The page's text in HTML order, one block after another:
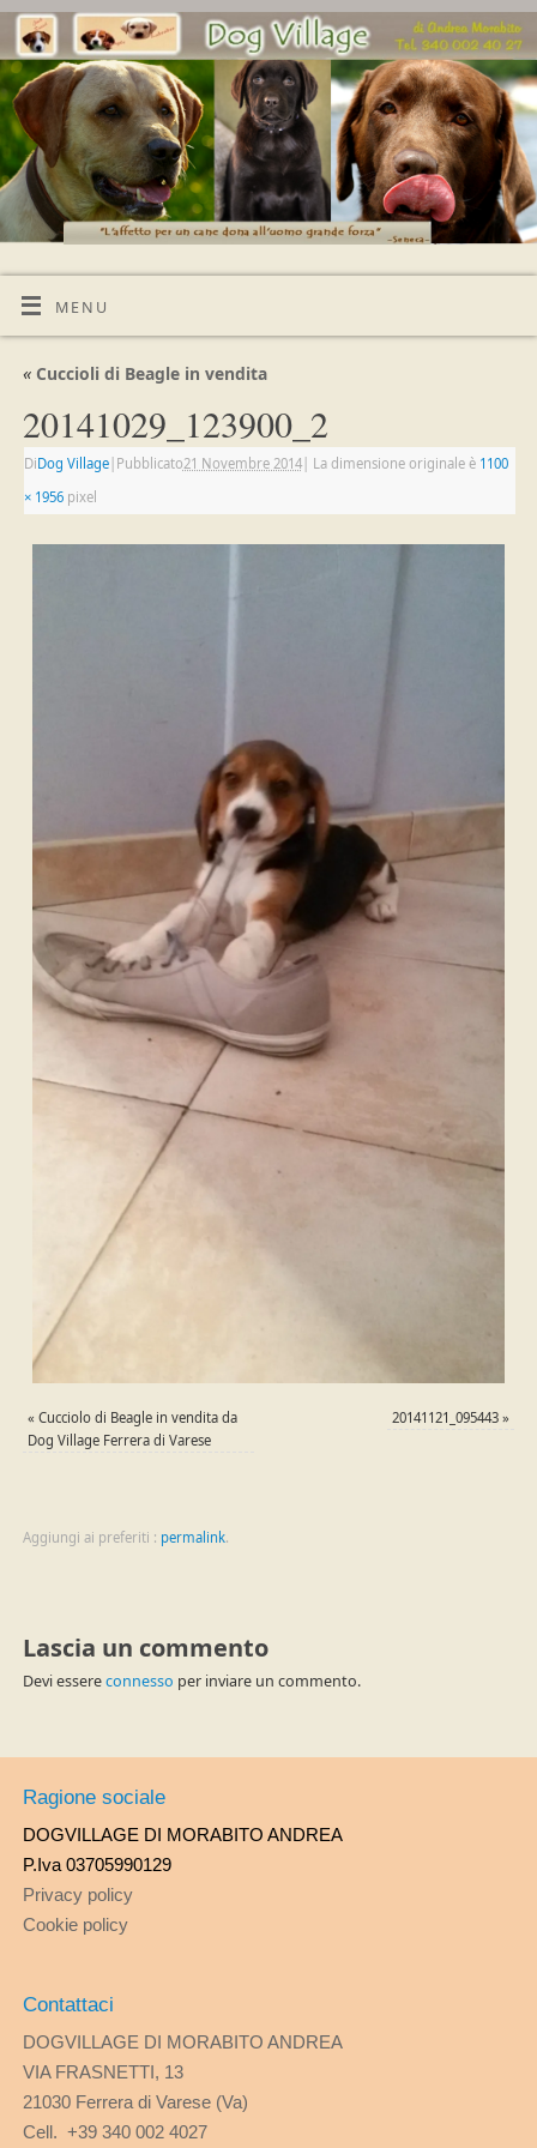
MENU
«Cuccioli di Beagle in vendita
20141029_123900_2
DiDog Village| Pubblicato21 Novembre 2014| La dimensione originale è 1100
× 1956pixel
« Cucciolo di Beagle in vendita da
Dog Village Ferrera di Varese
20141121_095443 »
Aggiungi ai preferiti : permalink.
Lascia un commento
Devi essereconnesso per inviare un commento.
Ragione sociale
DOGVILLAGE DI MORABITO ANDREA
P.Iva 03705990129
Privacy policy
Cookie policy
Contattaci
DOGVILLAGE DI MORABITO ANDREA
VIA FRASNETTI, 13
21030 Ferrera di Varese (Va)
Cell. +39 340 002 4027